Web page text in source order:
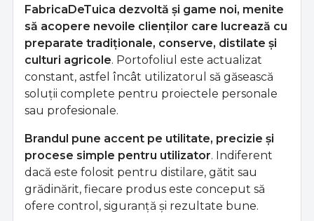
FabricaDeTuica dezvoltă și game noi, menite
să acopere nevoile clienților care lucrează cu
preparate tradiționale, conserve, distilate și
culturi agricole. Portofoliul este actualizat
constant, astfel încât utilizatorul să găsească
soluții complete pentru proiectele personale
sau profesionale.
Brandul pune accent pe utilitate, precizie și
procese simple pentru utilizator. Indiferent
dacă este folosit pentru distilare, gătit sau
grădinărit, fiecare produs este conceput să
ofere control, siguranță și rezultate bune.